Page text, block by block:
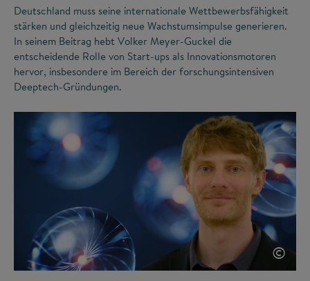
Deutschland muss seine internationale Wettbewerbsfähigkeit
stärken und gleichzeitig neue Wachstumsimpulse generieren.
In seinem Beitrag hebt Volker Meyer-Guckel die
entscheidende Rolle von Start-ups als Innovationsmotoren
hervor, insbesondere im Bereich der forschungsintensiven
Deeptech-Gründungen.
©